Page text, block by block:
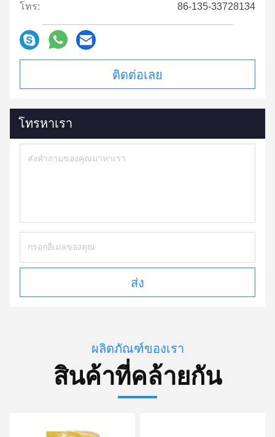
โทร: 86-135-33728134
ติดต่อเลย
โทรหาเรา
ส่ง
ผลิตภัณฑ์ของเรา
สินค้าที่คล้ายกัน